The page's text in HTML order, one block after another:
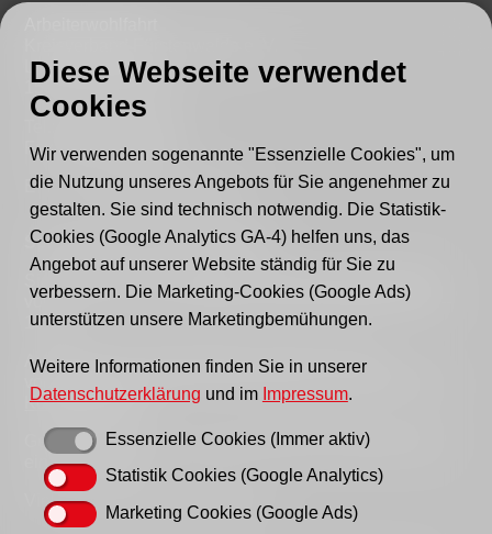
Lindenstraße 46
15517 Fürstenwalde
Fax: 03361 - 592221
E-mail:post@awo-fuewa.de
Sprechzeiten Geschäftsstelle:
Sie erreichen uns persönlich telefonisch donnerstags
von 9–12 Uhr bzw. dienstags und donnerstags von 14–
16 Uhr.
Außerhalb der Sprechzeiten erreichen Sie uns
Kontaktformular.
Gern können Sie uns auch einen Brief schreiben oder
ein Fax senden.
Vielen Dank für Ihr Verständnis!
Diese Webseite verwendet
Cookies
Wir verwenden sogenannte "Essenzielle Cookies", um
die Nutzung unseres Angebots für Sie angenehmer zu
gestalten. Sie sind technisch notwendig. Die Statistik-
Cookies (Google Analytics GA-4) helfen uns, das
Angebot auf unserer Website ständig für Sie zu
verbessern. Die Marketing-Cookies (Google Ads)
unterstützen unsere Marketingbemühungen.
Weitere Informationen finden Sie in unserer
Datenschutzerklärung und im Impressum.
Essenzielle Cookies (Immer aktiv)
Statistik Cookies (Google Analytics)
Marketing Cookies (Google Ads)